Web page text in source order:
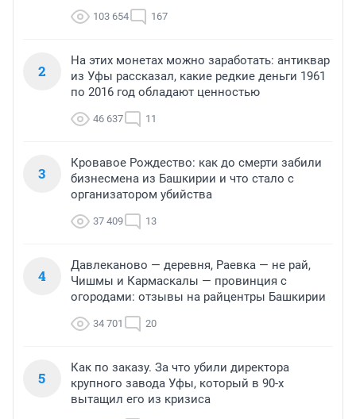
103 654 167
2
На этих монетах можно заработать: антиквар
из Уфы рассказал, какие редкие деньги 1961
по 2016 год обладают ценностью
46 637 11
3
Кровавое Рождество: как до смерти забили
бизнесмена из Башкирии и что стало с
организатором убийства
37 409 13
4
Давлеканово — деревня, Раевка — не рай,
Чишмы и Кармаскалы — провинция с
огородами: отзывы на райцентры Башкирии
34 701 20
5
Как по заказу. За что убили директора
крупного завода Уфы, который в 90-х
вытащил его из кризиса